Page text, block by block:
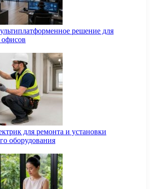
решение для
для ремонта и установки
оборудования